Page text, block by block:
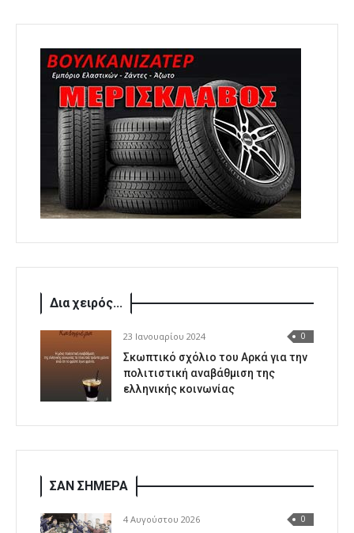
Δια χειρός...
23 Ιανουαρίου 2024 0
Σκωπτικό σχόλιο του Αρκά για την
πολιτιστική αναβάθμιση της
ελληνικής κοινωνίας
ΣΑΝ ΣΗΜΕΡΑ
4 Αυγούστου 2026 0